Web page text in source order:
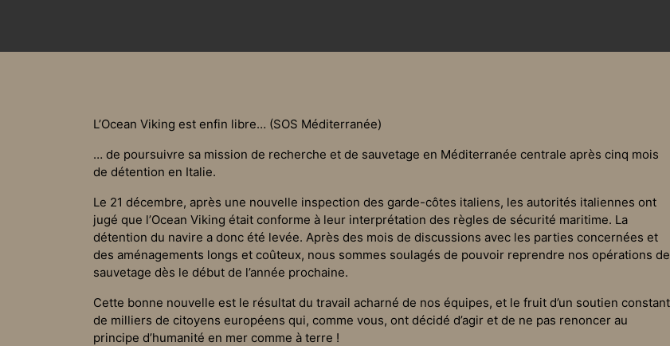
L’Ocean Viking est enfin libre… (SOS Méditerranée)
… de poursuivre sa mission de recherche et de sauvetage en Méditerranée centrale après cinq mois
de détention en Italie.
Le 21 décembre, après une nouvelle inspection des garde-côtes italiens, les autorités italiennes ont
jugé que l’Ocean Viking était conforme à leur interprétation des règles de sécurité maritime. La
détention du navire a donc été levée. Après des mois de discussions avec les parties concernées et
des aménagements longs et coûteux, nous sommes soulagés de pouvoir reprendre nos opérations de
sauvetage dès le début de l’année prochaine.
Cette bonne nouvelle est le résultat du travail acharné de nos équipes, et le fruit d’un soutien constant
de milliers de citoyens européens qui, comme vous, ont décidé d’agir et de ne pas renoncer au
principe d’humanité en mer comme à terre !